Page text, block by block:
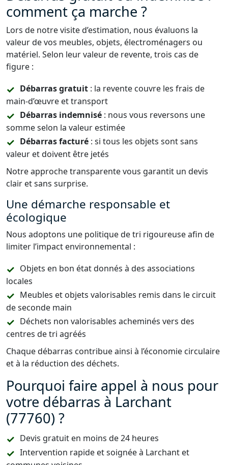
comment ça marche ?
Lors de notre visite d’estimation, nous évaluons la
valeur de vos meubles, objets, électroménagers ou
matériel. Selon leur valeur de revente, trois cas de
figure :
Débarras gratuit : la revente couvre les frais de
main-d’œuvre et transport
Débarras indemnisé : nous vous reversons une
somme selon la valeur estimée
Débarras facturé : si tous les objets sont sans
valeur et doivent être jetés
Notre approche transparente vous garantit un devis
clair et sans surprise.
Une démarche responsable et
écologique
Nous adoptons une politique de tri rigoureuse afin de
limiter l’impact environnemental :
Objets en bon état donnés à des associations
locales
Meubles et objets valorisables remis dans le circuit
de seconde main
Déchets non valorisables acheminés vers des
centres de tri agréés
Chaque débarras contribue ainsi à l’économie circulaire
et à la réduction des déchets.
Pourquoi faire appel à nous pour
votre débarras à Larchant
(77760) ?
Devis gratuit en moins de 24 heures
Intervention rapide et soignée à Larchant et